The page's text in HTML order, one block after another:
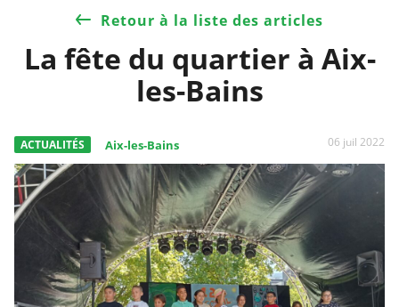
Retour à la liste des articles
La fête du quartier à Aix-
les-Bains
ACTUALITÉS Aix-les-Bains 06 juil 2022